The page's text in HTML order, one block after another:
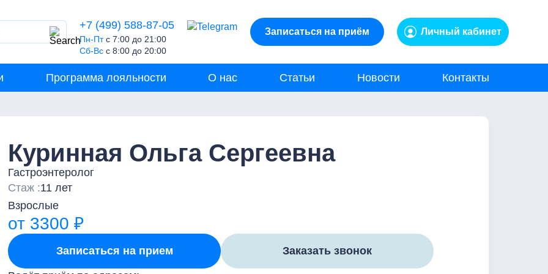
+7 (499) 588-87-05
Пн-Птс 7:00 до 21:00
Сб-Вс с 8:00 до 20:00
Записаться на приём Личный кабинет
Программа лояльности О нас Статьи Новости Контакты
Куринная Ольга Сергеевна
Гастроэнтеролог
Стаж :11 лет
Взрослые
от 3300 ₽
Записаться на прием Заказать звонок